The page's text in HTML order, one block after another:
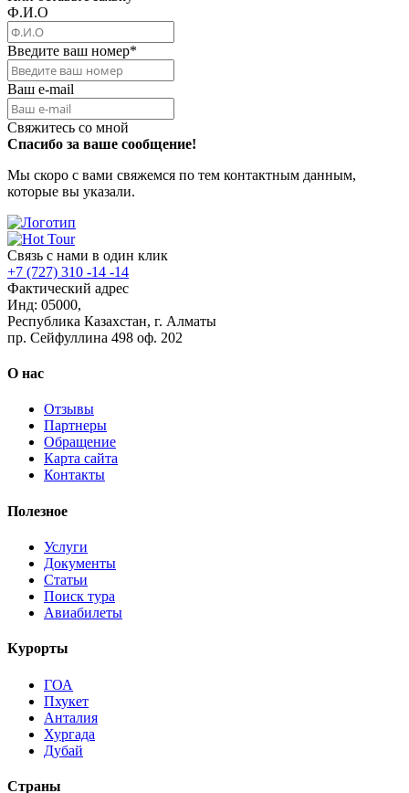
Ф.И.О
Введите ваш номер*
Ваш e-mail
Свяжитесь со мной
Спасибо за ваше сообщение!
Мы скоро с вами свяжемся по тем контактным данным,
которые вы указали.
Связь с нами в один клик
+7 (727) 310 -14 -14
Фактический адрес
Инд: 05000,
Республика Казахстан, г. Алматы
пр. Сейфуллина 498 оф. 202
О нас
Отзывы
Партнеры
Обращение
Карта сайта
Контакты
Полезное
Услуги
Документы
Статьи
Поиск тура
Авиабилеты
Курорты
ГОА
Пхукет
Анталия
Хургада
Дубай
Страны